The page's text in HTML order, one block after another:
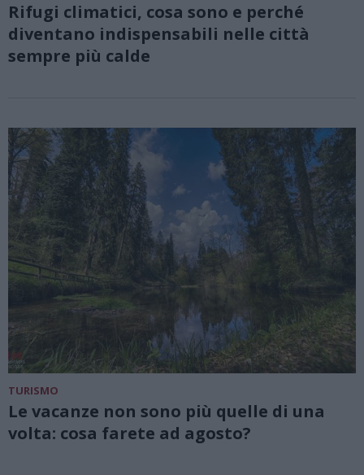
Rifugi climatici, cosa sono e perché
diventano indispensabili nelle città
sempre più calde
TURISMO
Le vacanze non sono più quelle di una
volta: cosa farete ad agosto?